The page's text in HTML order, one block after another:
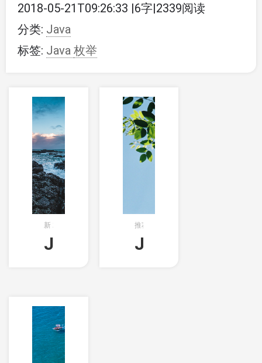
2018-05-21T09:26:33 |6字|2339阅读
分类: Java
标签: Java 枚举
新 2018-05-21T09:26:33创建×575字
Java基础（020）-Java基
推荐文章的分类
Java